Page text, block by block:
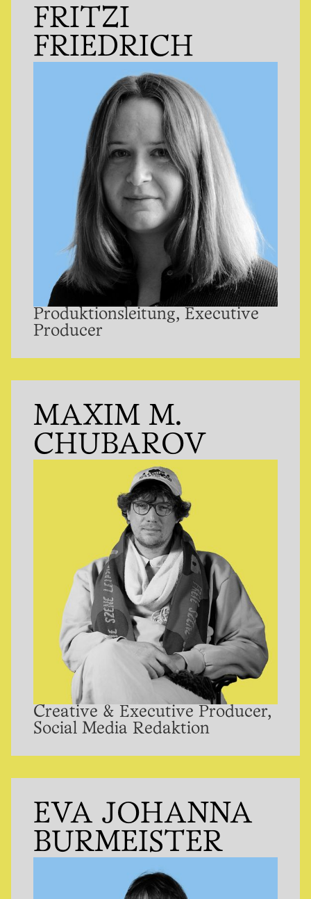
FRITZI
FRIEDRICH
Produktionsleitung, Executive
Producer
MAXIM M.
CHUBAROV
Creative & Executive Producer,
Social Media Redaktion
EVA JOHANNA
BURMEISTER